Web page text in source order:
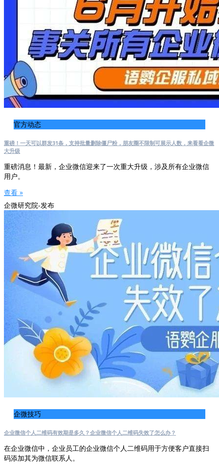
官方动态
重磅！一天可以群发31条，支持批量删除僵尸粉，朋友圈不限制可展示人数，来看看企微
大升级
重磅消息！最新，企业微信迎来了一次重大升级，涉及所有企业微信
用户。
查看 »
企微研究院-发布
企微技巧
企业微信个人二维码有效期是多久？企业微信个人二维码失效了怎么办？
在企业微信中，企业员工的企业微信个人二维码用于方便客户直接扫
码添加其为微信联系人。